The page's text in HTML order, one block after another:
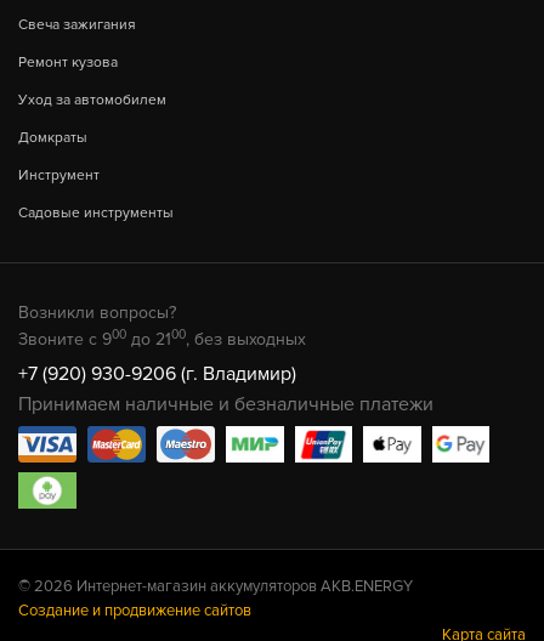
Свеча зажигания
Ремонт кузова
Уход за автомобилем
Домкраты
Инструмент
Садовые инструменты
Возникли вопросы?
Звоните с 900 до 2100, без выходных
+7 (920) 930-9206 (г. Владимир)
Принимаем наличные и безналичные платежи
© 2026 Интернет-магазин аккумуляторов AKB.ENERGY
Создание и продвижение сайтов
Карта сайта